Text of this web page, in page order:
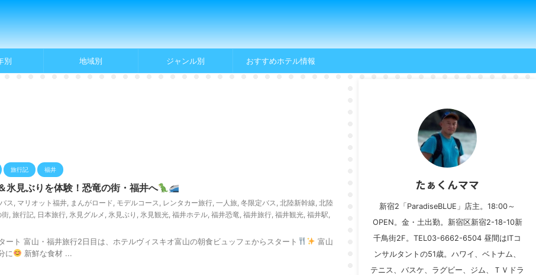
別 地域別 ジャンル別 おすすめホテル情報
旅行記 福井
氷見ぶりを体験！恐竜の街・福井へ
ス, マリオット福井, まんがロード, モデルコース, レンタカー旅行, 一人旅, 冬限定バス, 北陸新幹線, 北陸
街, 旅行記, 日本旅行, 氷見グルメ , 氷見ぶり , 氷見観光, 福井ホテル, 福井恐竜, 福井旅行, 福井観光, 福井駅,
ト 富山・福井旅行2日目は、ホテルヴィスキオ富山の朝食ビュッフェからスタート
富山
に
新鮮な食材 ...
たぁくんママ
新宿2「ParadiseBLUE」店主。18:00～
OPEN。金・土出勤。新宿区新宿2-18-10新
千鳥街2F。TEL03-6662-6504 昼間はITコ
ンサルタントの51歳。ハワイ、ベトナム、
テニス、バスケ、ラグビー、ジム、ＴＶドラ